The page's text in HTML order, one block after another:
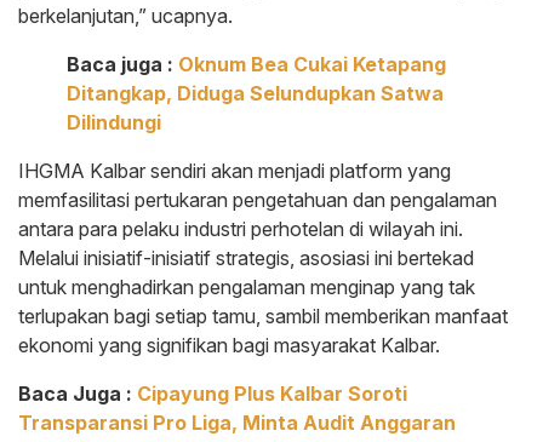
berkelanjutan,” ucapnya.
Baca juga : Oknum Bea Cukai Ketapang
Ditangkap, Diduga Selundupkan Satwa
Dilindungi
IHGMA Kalbar sendiri akan menjadi platform yang
memfasilitasi pertukaran pengetahuan dan pengalaman
antara para pelaku industri perhotelan di wilayah ini.
Melalui inisiatif-inisiatif strategis, asosiasi ini bertekad
untuk menghadirkan pengalaman menginap yang tak
terlupakan bagi setiap tamu, sambil memberikan manfaat
ekonomi yang signifikan bagi masyarakat Kalbar.
Baca Juga : Cipayung Plus Kalbar Soroti
Transparansi Pro Liga, Minta Audit Anggaran